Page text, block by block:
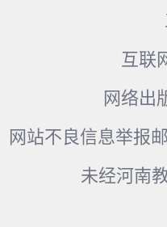
互联
网络出
网站不良信息举报
未经河南